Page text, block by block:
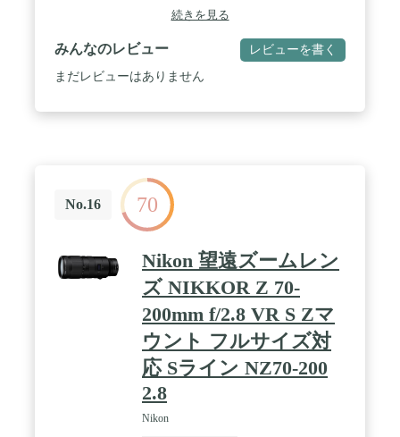
/ 撮影画面全域で色にじみを効果的に抑えた非常に
クリアーな画像 / ゴーストやフレアを効果的に抑え
て鮮明な画像を実現 / アルネオコート / ナノクリス
タルコート / クラス最短※の最短撮影距離0.75m
※2021年10月28日現在発表済みの焦点距離100-
時。最も望遠側で測定。 / ズーミングによる重心移
動を最小限に抑える「重心移動レス機構」を採用
【NEW】 / 動画撮影に配慮した設計 / 優れた防塵・
防滴・防汚性能
続きを見る
みんなのレビュー レビューを書く
まだレビューはありません
No.16 70
Nikon 望遠ズームレン
ズ NIKKOR Z 70-
200mm f/2.8 VR S Zマ
ウント フルサイズ対
応 Sライン NZ70-200
2.8
Nikon